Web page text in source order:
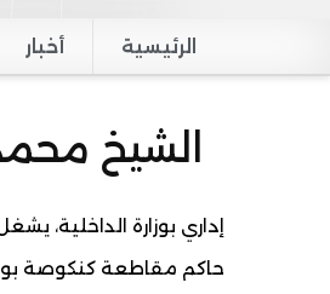
navigation
الرئيسية أخبار
الشيخ